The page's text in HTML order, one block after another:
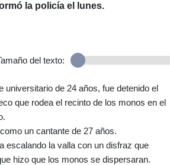
la policía el lunes.
del texto:
de 24 años, fue detenido el
que rodea el recinto de los monos en el
un cantante de 27 años.
escalando la valla con un disfraz que
hizo que los monos se dispersaran.